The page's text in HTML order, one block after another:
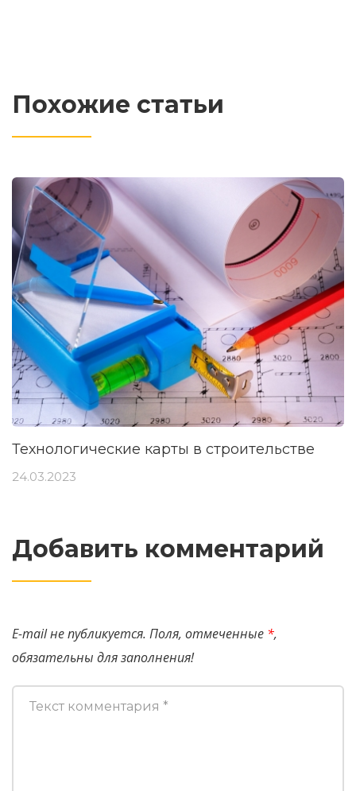
Похожие статьи
Технологические карты в строительстве
24.03.2023
Добавить комментарий
E-mail не публикуется. Поля, отмеченные *,
обязательны для заполнения!